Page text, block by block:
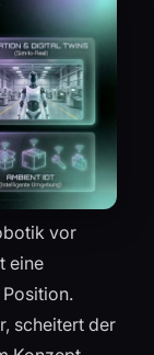
vor
eine
scheitert der